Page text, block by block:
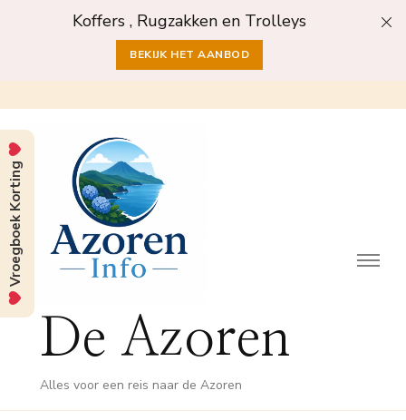
Koffers , Rugzakken en Trolleys
BEKIJK HET AANBOD
De Azoren
Alles voor een reis naar de Azoren
Vroegboek Korting